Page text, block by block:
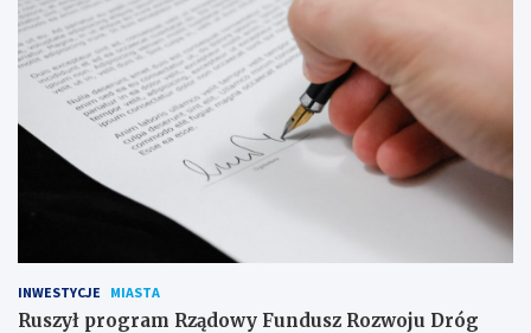
INWESTYCJE MIASTA
Ruszył program Rządowy Fundusz Rozwoju Dróg